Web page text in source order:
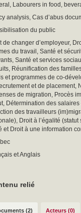
Labourers in food,
analysis, Cas d’abus
du public
de changer d’employeur,
du travail, Santé et
Santé et services
Réunification des
et programmes de co-
et de placement,
de migration, Procès
Détermination des
des travailleurs
Droit à l’égalité
et Droit à une information
et Anglais
relié
(2) Acteurs (0)